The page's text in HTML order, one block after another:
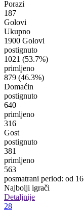
Porazi
187
Golovi
Ukupno
1900 Golovi
postignuto
1021 (53.7%)
primljeno
879 (46.3%)
Domaćin
postignuto
640
primljeno
316
Gost
postignuto
381
primljeno
563
posmatrani period: od
Najbolji igrači
Detaljnije
28